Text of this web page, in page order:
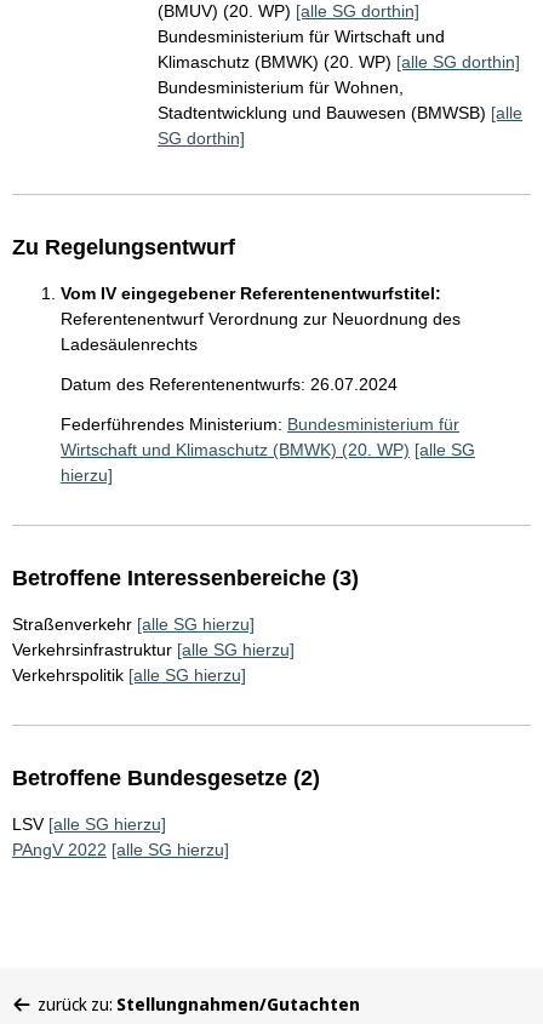
(BMUV) (20. WP) [alle SG dorthin]
Bundesministerium für Wirtschaft und
Klimaschutz (BMWK) (20. WP) [alle SG dorthin]
Bundesministerium für Wohnen,
Stadtentwicklung und Bauwesen (BMWSB) [alle
SG dorthin]
Zu Regelungsentwurf
Vom IV eingegebener Referentenentwurfstitel:
Referentenentwurf Verordnung zur Neuordnung des
Ladesäulenrechts
Datum des Referentenentwurfs: 26.07.2024
Federführendes Ministerium: Bundesministerium für
Wirtschaft und Klimaschutz (BMWK) (20. WP) [alle SG
hierzu]
Betroffene Interessenbereiche (3)
Straßenverkehr [alle SG hierzu]
Verkehrsinfrastruktur [alle SG hierzu]
Verkehrspolitik [alle SG hierzu]
Betroffene Bundesgesetze (2)
LSV [alle SG hierzu]
PAngV 2022 [alle SG hierzu]
befinden
zurück zu: Stellungnahmen/Gutachten